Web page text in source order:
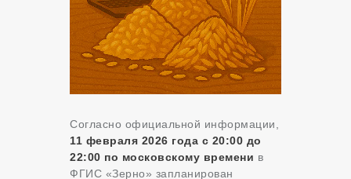
Согласно официальной информации,
11 февраля 2026 года с 20:00 до
22:00 по московскому времени в
ФГИС «Зерно» запланирован